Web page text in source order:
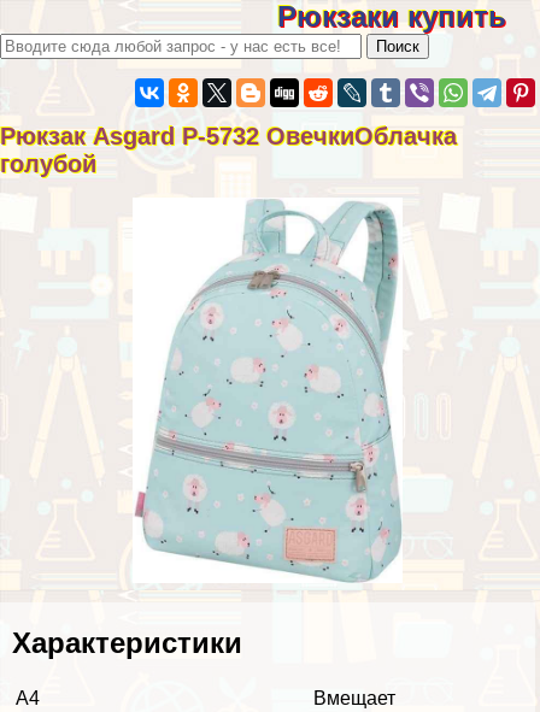
Рюкзаки купить
Рюкзак Asgard Р-5732 ОвечкиОблачка
гoлyбой
Хаpaктеристики
А4
Вмещает